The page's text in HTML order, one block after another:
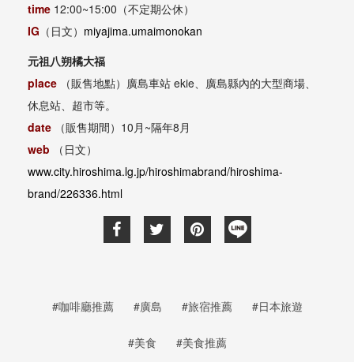
time 12:00~15:00（不定期公休）
IG （日文） miyajima.umaimonokan
元祖八朔橘大福
place
（販售地點）廣島車站 ekie、廣島縣內的大型商場、
休息站、超市等。
date
（販售期間）10月~隔年8月
web
（日文）
www.city.hiroshima.lg.jp/hiroshimabrand/hiroshima-
brand/226336.html
#咖啡廳推薦 #廣島 #旅宿推薦 #日本旅遊
#美食 #美食推薦